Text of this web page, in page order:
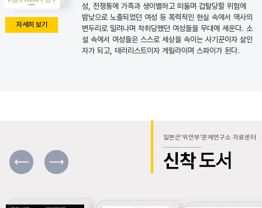
자세히 보기
성, 전쟁통에 가족과 생이별하고 떠돌며 겁탈당할 위험에
밤낮으로 노출되었던 여성 등 폭력적인 현실 속에서 역사의
변두리로 밀려나며 착취당했던 여성들을 무대에 세운다. 소
설 속에서 여성들은 스스로 세상을 속이는 사기꾼이자 살인
자가 되고, 테러리스트이자 게릴라이며 스파이가 된다.
일본군‘위안부’문제연구소 자료센터
신착도서